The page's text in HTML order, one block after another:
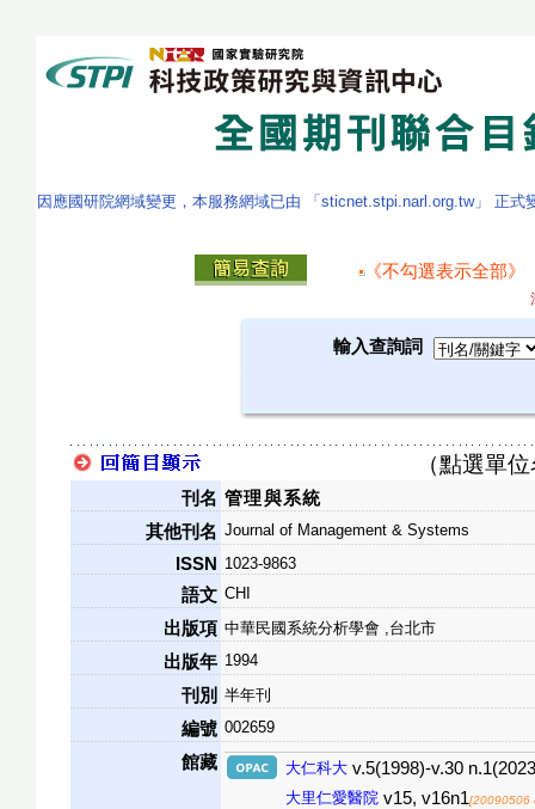
因應國研院網域變更，本服務網域已由 「sticnet.stpi.narl.org.tw」 正
《不勾選表示全部》
輸入查詢詞
（點選單
刊名 管理與系統
其他刊名 Journal of Management & Systems
ISSN 1023-9863
語文 CHI
出版項 中華民國系統分析學會 ,台北市
出版年 1994
刊別 半年刊
編號 002659
館藏 大仁科大 v.5(1998)-v.30
大里仁愛醫院 v15, v16n1[20090506